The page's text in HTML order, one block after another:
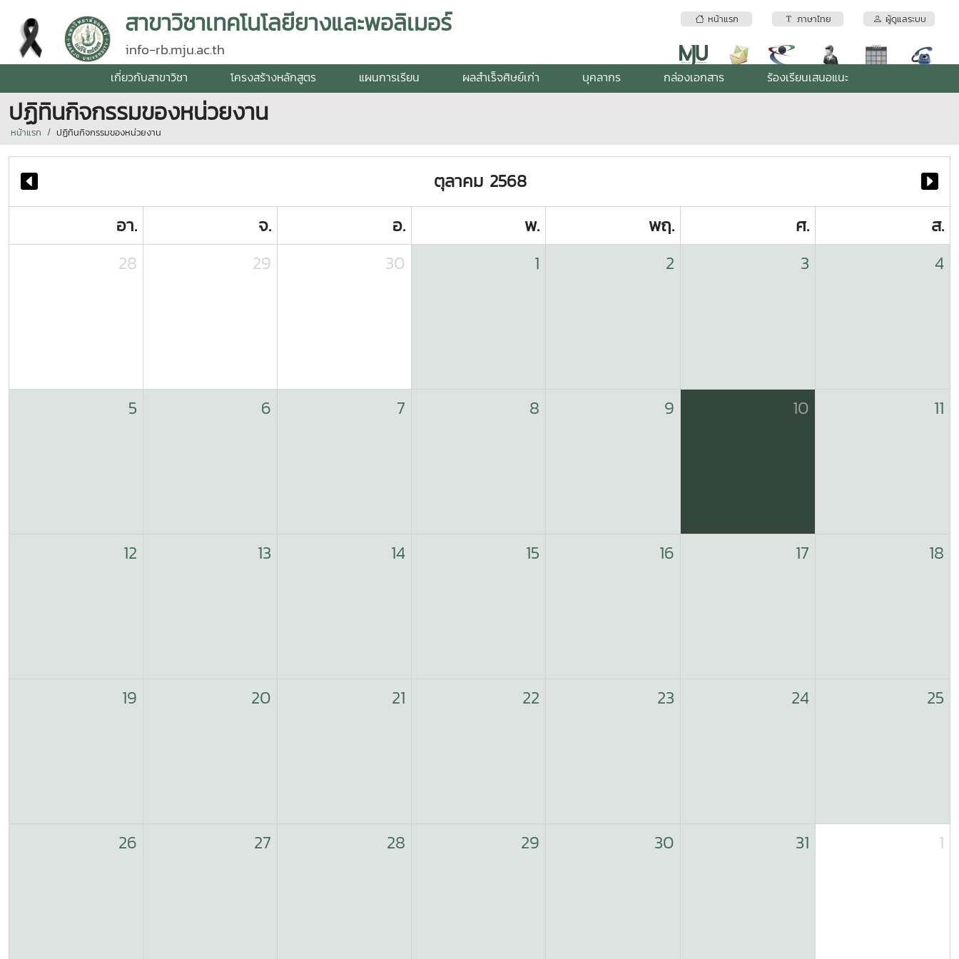
หน้าแรก ภาษาไทย ผู้ดูแลระบบ
สาขาวิชาเทคโนโลยียางและพอลิเมอร์
info-rb.mju.ac.th
เกี่ยวกับสาขาวิชา โครงสร้างหลักสูตร แผนการเรียน ผลสำเร็จศิษย์เก่า บุคลากร กล่องเอกสาร ร้องเรียนเสนอแนะ
ปฏิทินกิจกรรมของหน่วยงาน
หน้าแรก ปฏิทินกิจกรรมของหน่วยงาน
ตุลาคม 2568
อา.
จ. อ. พ. พฤ. ศ.
ส.
28
29 30 1 2 3 4
5 6 7 8 9 10 11
12 13 14 15 16 17 18
19 20 21 22 23 24 25
26 27 28 29 30 31 1